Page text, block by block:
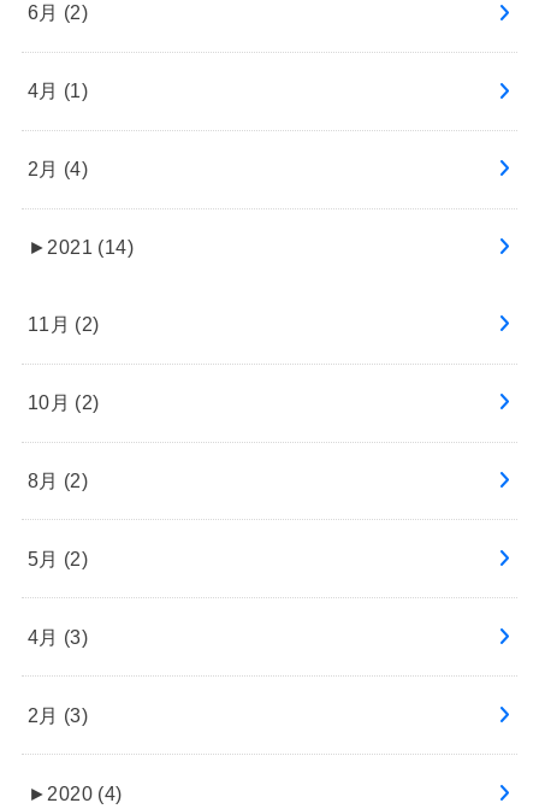
6月 (2)
4月 (1)
2月 (4)
► 2021 (14)
11月 (2)
10月 (2)
8月 (2)
5月 (2)
4月 (3)
2月 (3)
► 2020 (4)